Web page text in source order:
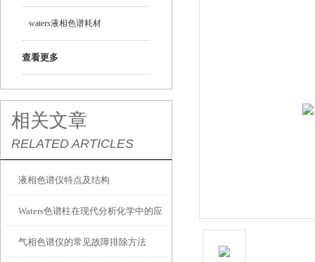
waters液相色谱耗材
查看更多
相关文章
RELATED ARTICLES
液相色谱仪特点及结构
Waters色谱柱在现代分析化学中的应
用
气相色谱仪的常见故障排除方法